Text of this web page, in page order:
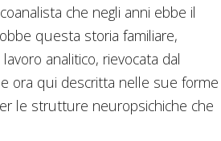
che negli anni ebbe il
questa storia familiare,
analitico, rievocata dal
ora qui descritta nelle sue forme
le strutture neuropsichiche che